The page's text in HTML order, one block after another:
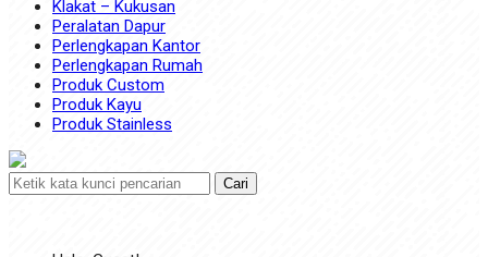
Klakat – Kukusan
Peralatan Dapur
Perlengkapan Kantor
Perlengkapan Rumah
Produk Custom
Produk Kayu
Produk Stainless
Cari